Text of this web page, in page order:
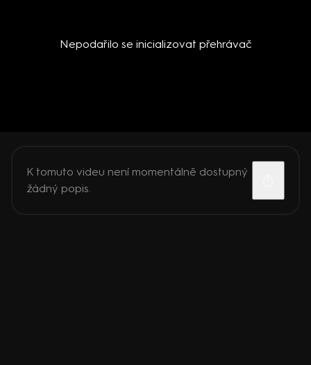
Nepodařilo se inicializovat přehrávač
K tomuto videu není momentálně dostupný
žádný popis.